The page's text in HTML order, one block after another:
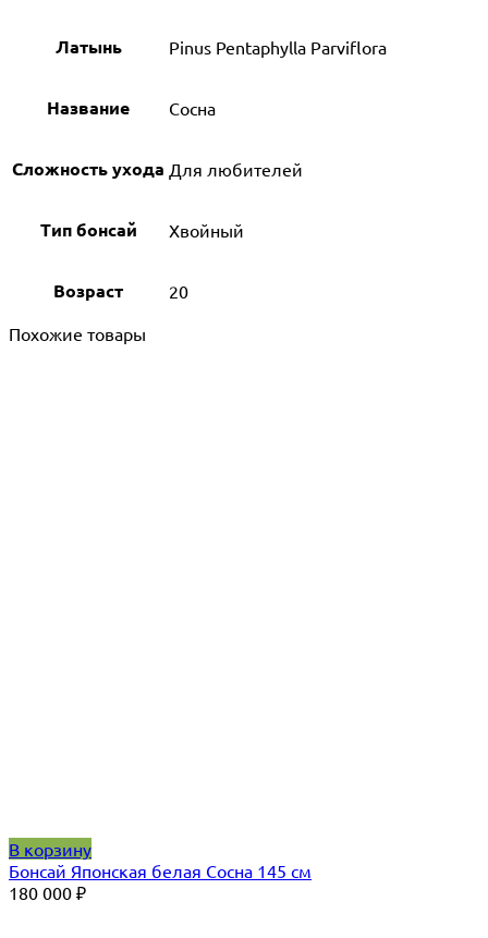
Латынь Pinus Pentaphylla Parviflora
Название Сосна
Сложность ухода Для любителей
Тип бонсай Хвойный
Возраст
20
Похожие товары
В корзину
Бонсай Японская белая Сосна 145 см
180 000 ₽